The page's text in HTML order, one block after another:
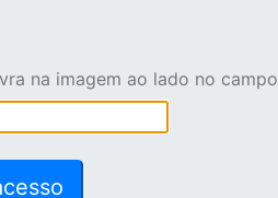
na imagem ao lado no